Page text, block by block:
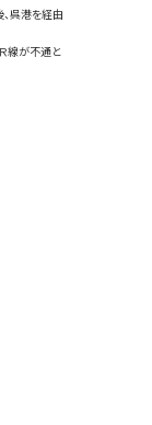
呉港を経由
線が不通と